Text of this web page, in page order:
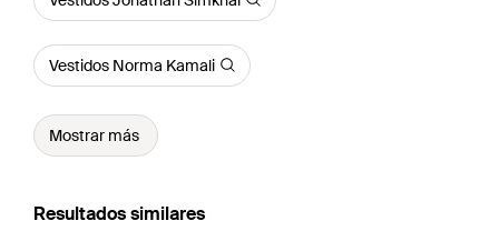
Vestidos Norma Kamali
Mostrar más
Resultados similares